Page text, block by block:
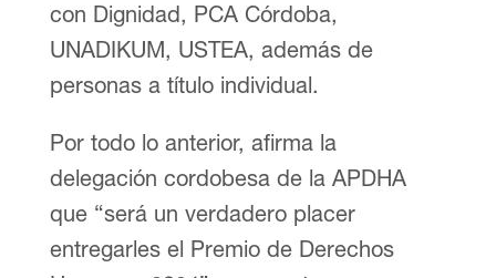
con Dignidad, PCA Córdoba,
UNADIKUM, USTEA, además de
personas a título individual.
Por todo lo anterior, afirma la
delegación cordobesa de la APDHA
que “será un verdadero placer
entregarles el Premio de Derechos